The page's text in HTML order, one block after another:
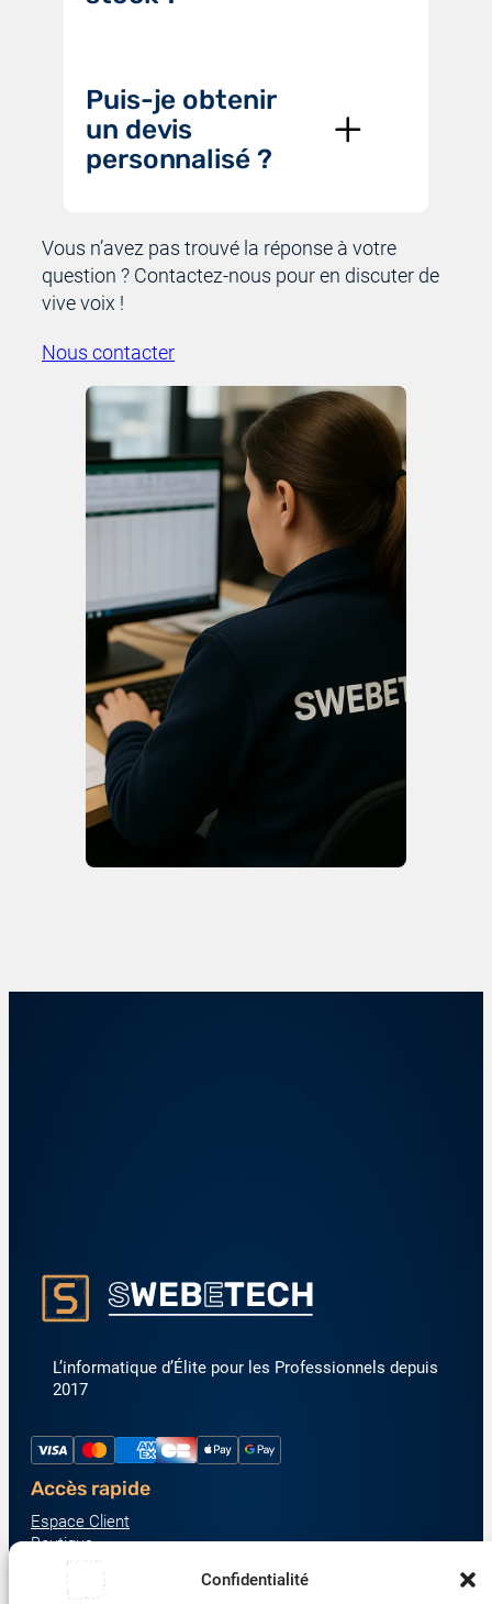
Confidentialité
Puis-je obtenir
un devis
personnalisé ?
Vous n’avez pas trouvé la réponse à votre
question ? Contactez-nous pour en discuter de
vive voix !
Nous contacter
L’informatique d’Élite pour les Professionnels depuis
2017
Accès rapide
Espace Client
Boutique
À propos
Nous contacter